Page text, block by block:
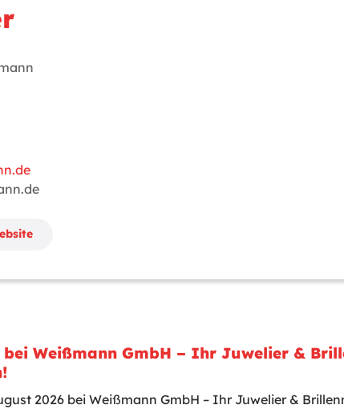
Weißmann GmbH – Ihr Juwelier &
2026 bei Weißmann GmbH – Ihr Juwelier &